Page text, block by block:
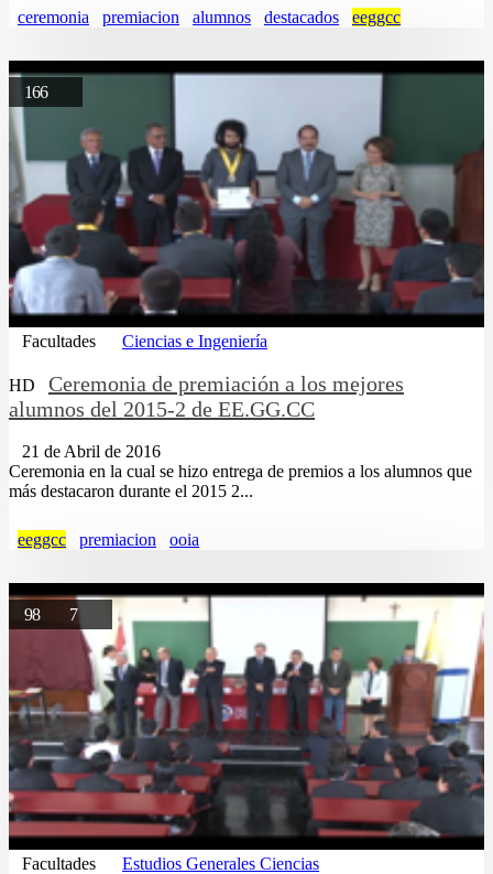
ceremonia premiacion alumnos destacados eeggcc
166
Facultades Ciencias e Ingeniería
HD
Ceremonia de premiación a los mejores
alumnos del 2015-2 de EE.GG.CC
21 de Abril de 2016
Ceremonia en la cual se hizo entrega de premios a los alumnos que
más destacaron durante el 2015 2...
eeggcc premiacion ooia
98 7
Facultades Estudios Generales Ciencias